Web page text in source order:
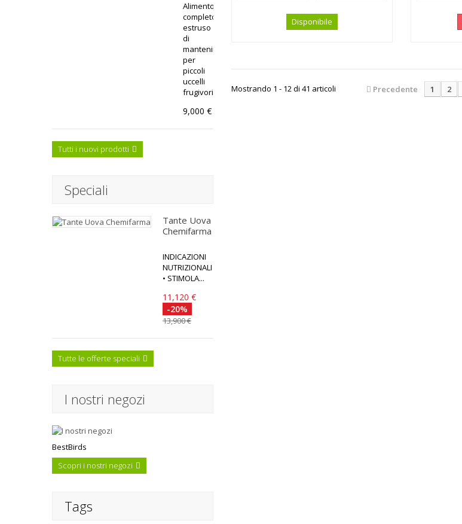
Alimento
completo
estruso
di
mantenimento
per
piccoli
uccelli
frugivori...
9,000 €
Tutti i nuovi prodotti
Speciali
Tante Uova
Chemifarma
INDICAZIONI
NUTRIZIONALI
• STIMOLA...
11,120 €
-20%
13,900 €
Tutte le offerte speciali
I nostri negozi
BestBirds
Scopri i nostri negozi
Tags
Disponibile
Precedente 1 2
Mostrando 1 - 12 di 41 articoli